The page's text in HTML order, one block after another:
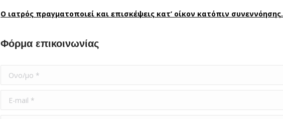
O ιατρός πραγματοποιεί και επισκέψεις κατ’ οίκον κατόπιν συνεννόησης.
Φόρμα επικοινωνίας